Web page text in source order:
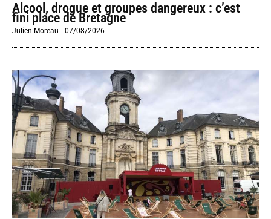
Alcool, drogue et groupes dangereux : c’est
fini place de Bretagne
Julien Moreau -07/08/2026